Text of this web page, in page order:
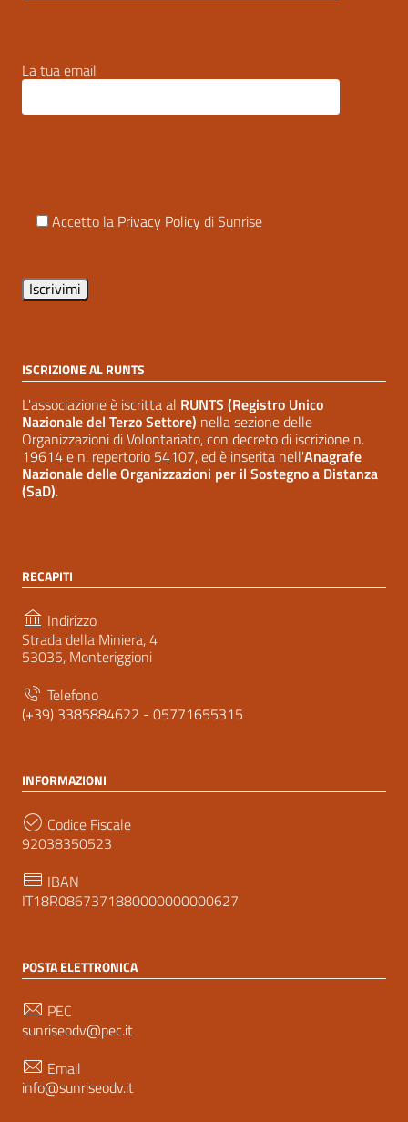
La tua email
Accetto la Privacy Policy di Sunrise
ISCRIZIONE AL RUNTS
L'associazione è iscritta al RUNTS (Registro Unico
Nazionale del Terzo Settore) nella sezione delle
Organizzazioni di Volontariato, con decreto di iscrizione n.
19614 e n. repertorio 54107, ed è inserita nell'Anagrafe
Nazionale delle Organizzazioni per il Sostegno a Distanza
(SaD).
RECAPITI
Indirizzo
Strada della Miniera, 4
53035, Monteriggioni
Telefono
(+39) 3385884622 - 05771655315
INFORMAZIONI
Codice Fiscale
92038350523
IBAN
IT18R0867371880000000000627
POSTA ELETTRONICA
PEC
sunriseodv@pec.it
Email
info@sunriseodv.it